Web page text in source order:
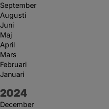
September
Augusti
Juni
Maj
April
Mars
Februari
Januari
År:
2024
December